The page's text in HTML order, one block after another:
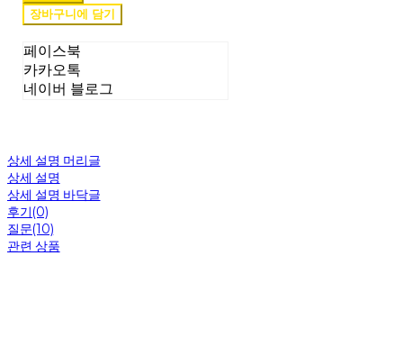
장바구니에 담기
페이스북
카카오톡
네이버 블로그
상세 설명 머리글
상세 설명
상세 설명 바닥글
후기(0)
질문(10)
관련 상품